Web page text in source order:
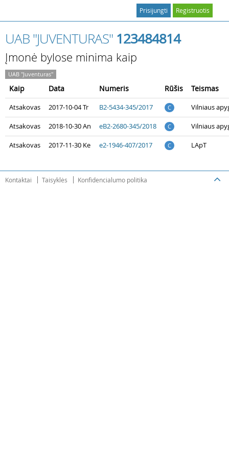
Registruotis
Prisijungti
UAB "JUVENTURAS" 123484814
Įmonė bylose minima kaip
UAB "Juventuras"
Kaip Data Numeris Rūšis Teismas
Atsakovas 2017-10-04 Tr B2-5434-345/2017 C Vilniaus
Atsakovas 2018-10-30 An eB2-2680-345/2018 C Vilniaus
Atsakovas 2017-11-30 Ke e2-1946-407/2017 C LApT
Kontaktai Taisyklės Konfidencialumo politika